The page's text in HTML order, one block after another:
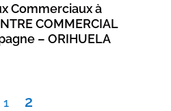
Commerciaux à
COMMERCIAL
– ORIHUELA
1 2